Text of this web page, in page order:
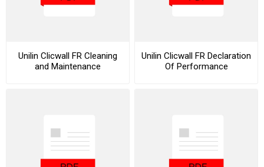
Unilin Clicwall FR Cleaning
and Maintenance
Unilin Clicwall FR Declaration
Of Performance